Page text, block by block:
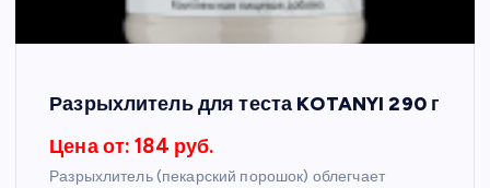
Разрыхлитель для теста KOTANYI 290 г
Цена от: 184 руб.
Разрыхлитель (пекарский порошок) облегчает